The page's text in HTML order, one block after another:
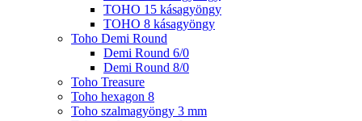
TOHO 15 kásagyöngy
TOHO 8 kásagyöngy
Toho Demi Round
Demi Round 6/0
Demi Round 8/0
Toho Treasure
Toho hexagon 8
Toho szalmagyöngy 3 mm